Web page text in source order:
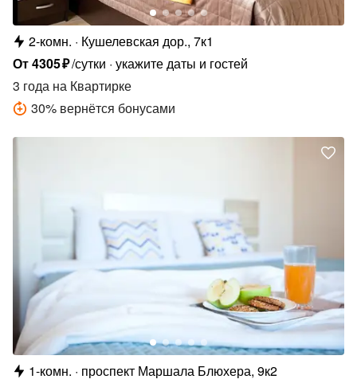
2-комн.
Кушелевская дор., 7к1
От4305₽/сутки укажите даты и гостей
3 года на Квартирке
30% вернётся бонусами
1-комн.
проспект Маршала Блюхера, 9к2